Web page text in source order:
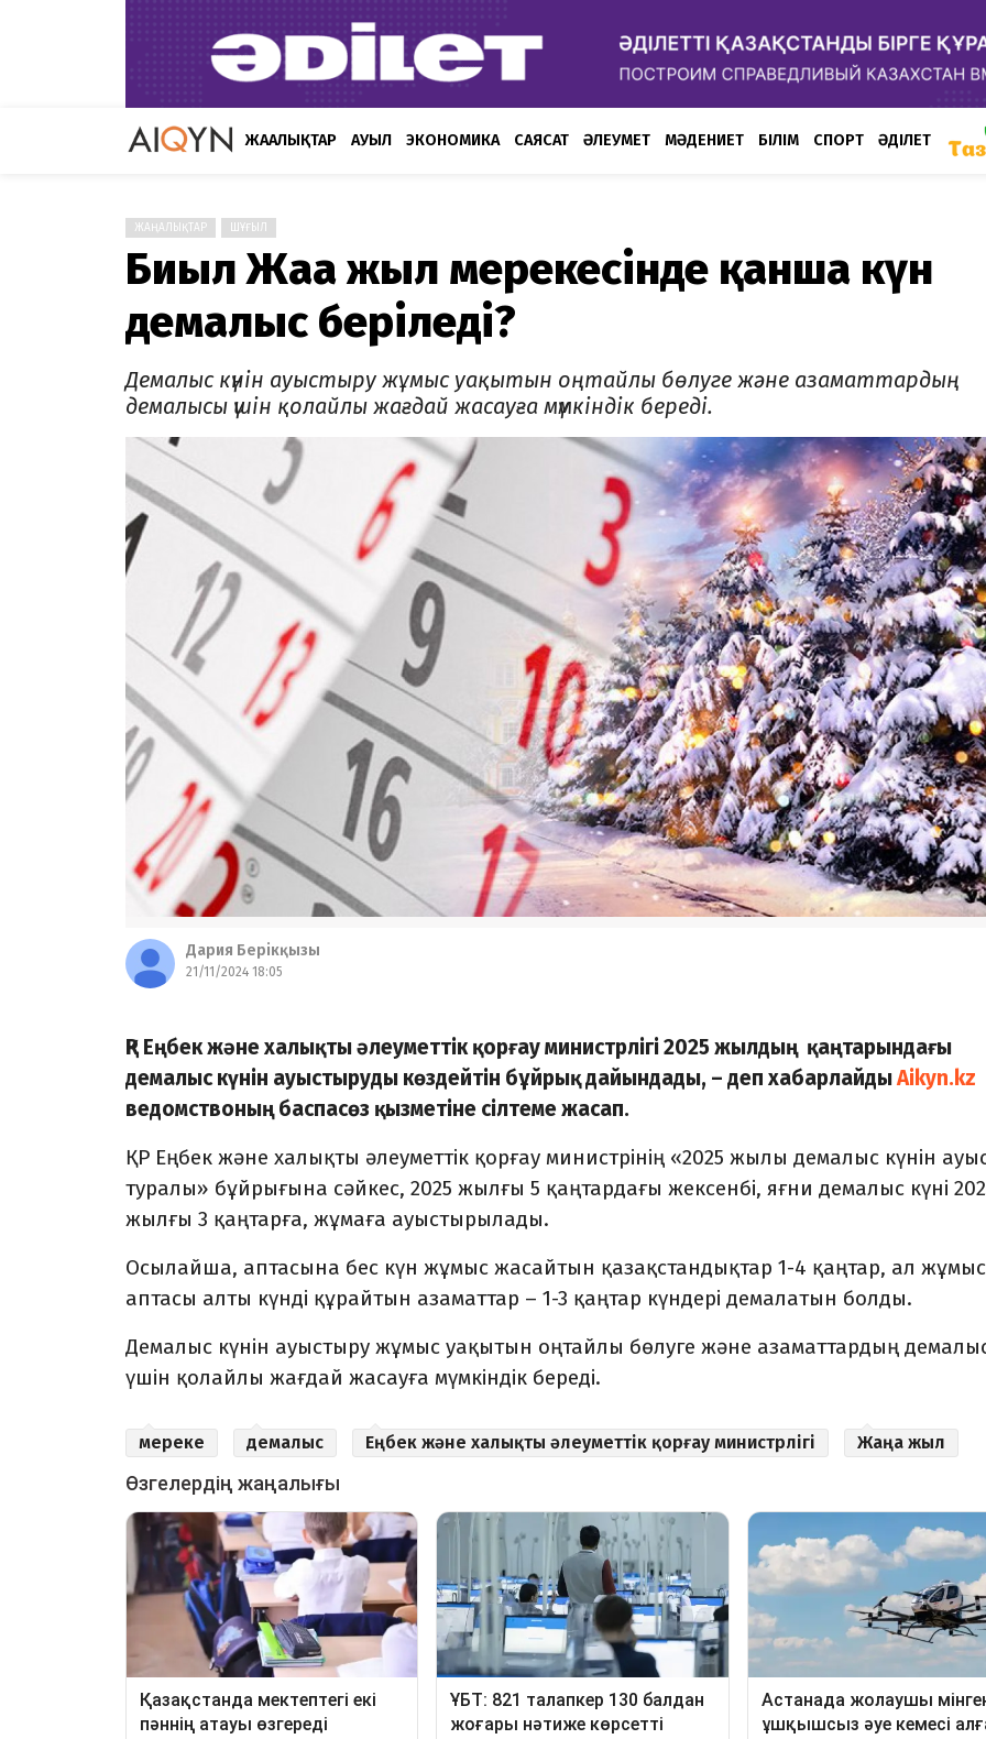
ЖАҢАЛЫҚТАР АУЫЛ ЭКОНОМИКА САЯСАТ ӘЛЕУМЕТ МӘДЕНИЕТ БІЛІМ СПОРТ ӘДІЛЕТ
ЖАҢАЛЫҚТАР ШҰҒЫЛ
Биыл Жаңа жыл мерекесінде қанша күн
демалыс беріледі?
Демалыс күнін ауыстыру жұмыс уақытын оңтайлы бөлуге және азаматтардың
демалысы үшін қолайлы жағдай жасауға мүмкіндік береді.
Дария Берікқызы
21/11/2024 18:05
ҚР Еңбек және халықты әлеуметтік қорғау министрлігі 2025 жылдың қаңтарындағы
демалыс күнін ауыстыруды көздейтін бұйрық дайындады, – деп хабарлайдыAikyn.kz
ведомствоның баспасөз қызметіне сілтеме жасап.
ҚР Еңбек және халықты әлеуметтік қорғау министрінің «2025 жылы демалыс күнін
туралы» бұйрығына сәйкес, 2025 жылғы 5 қаңтардағы жексенбі, яғни демалыс күні
жылғы 3 қаңтарға, жұмаға ауыстырылады.
Осылайша, аптасына бес күн жұмыс жасайтын қазақстандықтар 1-4 қаңтар, ал жұмыс
аптасы алты күнді құрайтын азаматтар – 1-3 қаңтар күндері демалатын болды.
Демалыс күнін ауыстыру жұмыс уақытын оңтайлы бөлуге және азаматтардың
үшін қолайлы жағдай жасауға мүмкіндік береді.
мереке демалыс Еңбек және халықты әлеуметтік қорғау министрлігі Жаңа жыл